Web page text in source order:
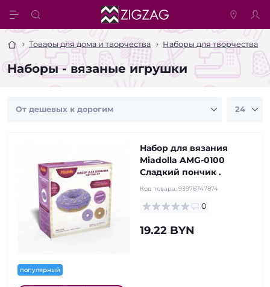
Товары для дома и творчества Наборы для творчества
Наборы - вязаные игрушки
популярный
Набор для вязания
Miadolla AMG-0100
Сладкий пончик .
Код товара: 93976747874
0
19.22 BYN